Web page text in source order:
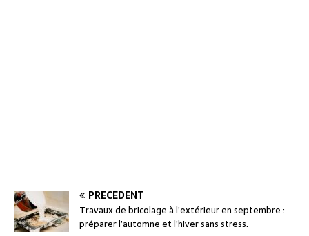
PRÉCÉDENT
Travaux de bricolage à l’extérieur en septembre :
préparer l’automne et l’hiver sans stress.